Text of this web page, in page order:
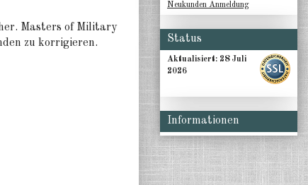
Masters of Military
zu korrigieren.
Neukunden Anmeldung
Status
Aktualisiert: 28 Juli
2026
Informationen